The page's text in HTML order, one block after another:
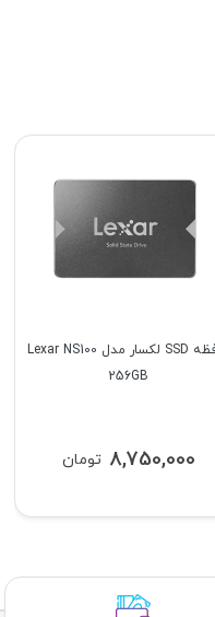
حافظه SSD لکسار مدل Lexar NS100
256GB
تومان 8,750,000